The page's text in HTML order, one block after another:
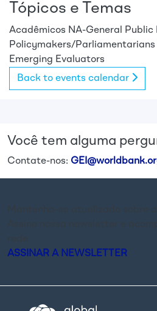
Tópicos e Temas
Acadêmicos NA-General Public
Policymakers/Parliamentarians
Emerging Evaluators
Back to events calendar
Você tem alguma
Contate-nos:
ASSINAR A NEWSLETTER